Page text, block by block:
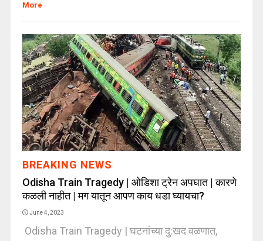
More
BREAKING NEWS
Odisha Train Tragedy | ओडिशा ट्रेन अपघात | कारणे
कळली नाहीत | मग यातून आपण काय धडा घ्यायचा?
June 4, 2023
Odisha Train Tragedy | घटनांच्या दु:खद वळणात,